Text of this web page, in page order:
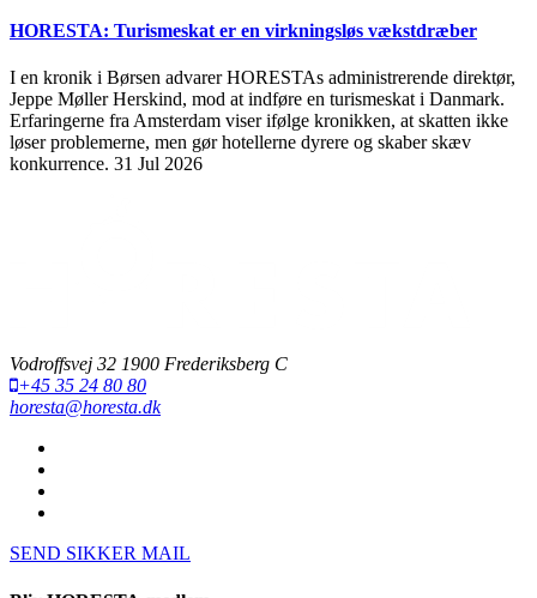
HORESTA: Turismeskat er en virkningsløs vækstdræber
I en kronik i Børsen advarer HORESTAs administrerende direktør,
Jeppe Møller Herskind, mod at indføre en turismeskat i Danmark.
Erfaringerne fra Amsterdam viser ifølge kronikken, at skatten ikke
løser problemerne, men gør hotellerne dyrere og skaber skæv
konkurrence. 31 Jul 2026
Vodroffsvej 32 1900 Frederiksberg C
+45 35 24 80 80
horesta@horesta.dk
SEND SIKKER MAIL